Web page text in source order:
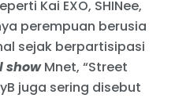
Kai EXO, SHINee,
perempuan berusia
sejak berpartisipasi
showMnet, “Street
juga sering disebut